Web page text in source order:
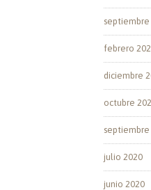
septiembre
febrero
diciembre
octubre
septiembre
julio 2020
junio 2020